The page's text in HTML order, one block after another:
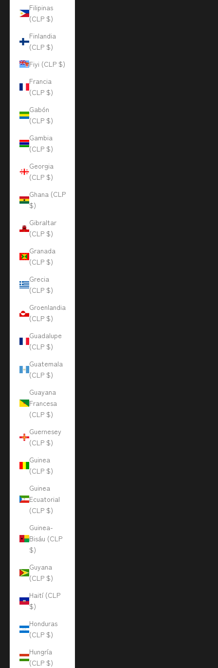
Filipinas
(CLP $)
Finlandia
(CLP $)
Fiyi (CLP $)
Francia
(CLP $)
Gabón
(CLP $)
Gambia
(CLP $)
Georgia
(CLP $)
Ghana (CLP
$)
Gibraltar
(CLP $)
Granada
(CLP $)
Grecia
(CLP $)
Groenlandia
(CLP $)
Guadalupe
(CLP $)
Guatemala
(CLP $)
Guayana
Francesa
(CLP $)
Guernesey
(CLP $)
Guinea
(CLP $)
Guinea
Ecuatorial
(CLP $)
Guinea-
Bisáu (CLP
$)
Guyana
(CLP $)
Haití (CLP
$)
Honduras
(CLP $)
Hungría
(CLP $)